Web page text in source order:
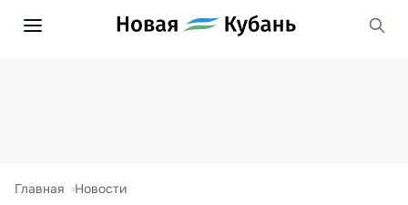
Главная Новости